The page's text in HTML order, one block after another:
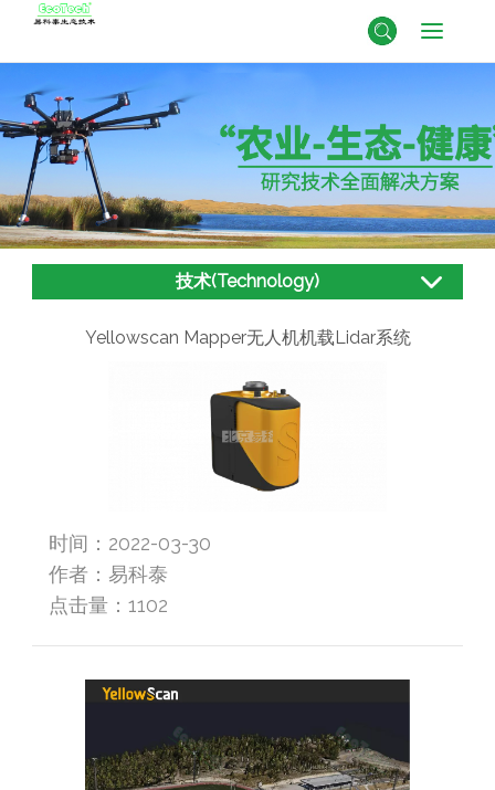
技术(Technology)
Yellowscan Mapper无人机机载Lidar系统
时间：2022-03-30
作者：易科泰
点击量：1102